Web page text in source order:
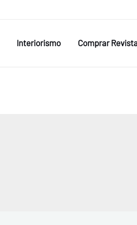
Interiorismo Comprar